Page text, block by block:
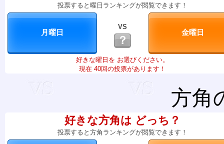
投票すると曜日ランキングが閲覧できます！
VS
？
好きな曜日を お選びください。
現在 40回の投票があります！
方角
好きな方角は どっち？
投票すると方角ランキングが閲覧できます！